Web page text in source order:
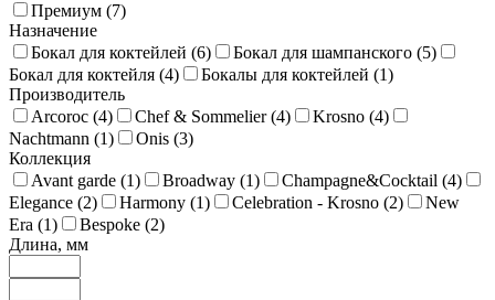
Премиум (7)
Назначение
Бокал для коктейлей (6) Бокал для шампанского (5)
Бокал для коктейля (4) Бокалы для коктейлей (1)
Производитель
Arcoroc (4) Chef & Sommelier (4) Krosno (4)
Nachtmann (1) Onis (3)
Коллекция
Avant garde (1) Broadway (1) Champagne&Cocktail (4)
Elegance (2) Harmony (1) Celebration - Krosno (2)
New
Era (1) Bespoke (2)
Длина, мм